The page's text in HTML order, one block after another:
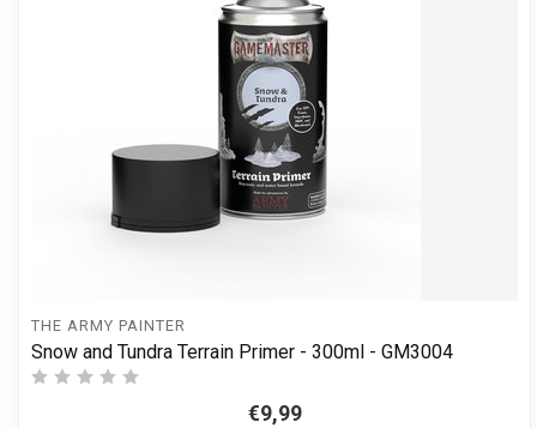
THE ARMY PAINTER
Snow and Tundra Terrain Primer - 300ml - GM3004
€9,99